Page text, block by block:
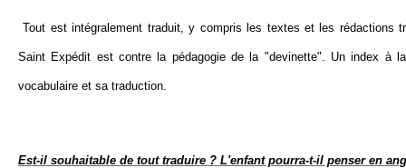
Tout est intégralement traduit, y compris les textes et les rédactions
Saint Expédit est contre la pédagogie de la "devinette". Un index à
vocabulaire et sa traduction.
Est-il souhaitable de tout traduire ? L'enfant pourra-t-il penser en